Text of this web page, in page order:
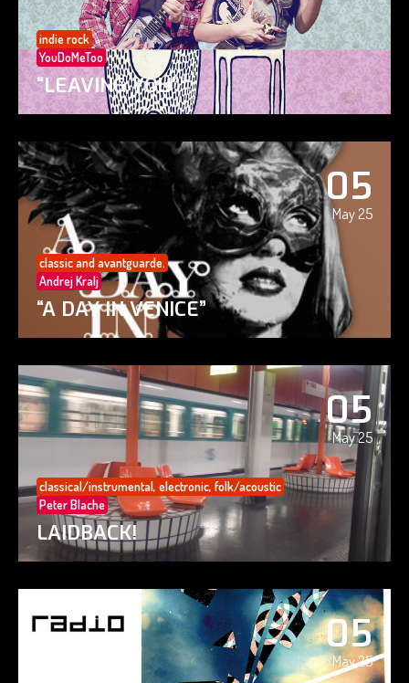
indie rock
YouDoMeToo
“LEAVING YOU”
05
May 25
classic and avantguarde.
Andrej Kralj
“A DAY IN VENICE”
05
May 25
classical/instrumental, electronic, folk/acoustic
Peter Blache
LAIDBACK!
05
May 25